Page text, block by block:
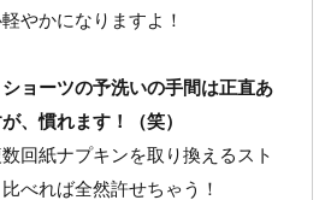
やかになりますよ！
ョーツの予洗いの手間は正直あ
、慣れます！（笑）
回紙ナプキンを取り換えるスト
べれば全然許せちゃう！